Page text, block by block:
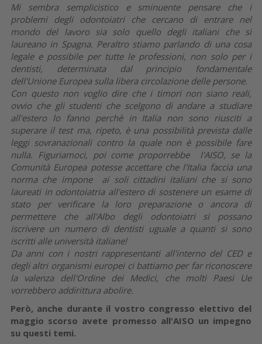
Mi sembra semplicistico e sminuente pensare che i
problemi degli odontoiatri che cercano di entrare nel
mondo del lavoro sia solo quello degli italiani che si
laureano in Spagna. Peraltro stiamo parlando di una cosa
legale e possibile per tutte le professioni, non solo per i
dentisti, determinata dal principio fondamentale
dell'Unione Europea sulla libera circolazione delle persone.
Con questo non voglio dire che i timori non siano reali,
ovvio che gli studenti che scelgono di andare a studiare
all'estero lo fanno perchè in Italia non sono riusciti a
superare il test ma, ripeto, è una possibilità prevista dalle
leggi sovranazionali contro la quale non è possibile fare
nulla. Figuriamoci, poi come proporrebbe l'AISO, se la
Comunità Europea potesse accettare che l'Italia faccia una
norma che impone ai soli cittadini italiani che si sono
laureati in odontoiatria all'estero di sostenere un esame di
stato per verificare la loro preparazione o ancora di
permettere che all'Albo degli odontoiatri si possano
iscrivere un numero di dentisti uguale a quanti si sono
iscritti alle università italiane!
Da anni con i nostri rappresentanti all'interno del CED e
degli altri organismi europei ci battiamo per far riconoscere
la valenza dell'Ordine dei Medici, che molti Paesi Ue
vorrebbero addirittura abolire.
Però, anche durante il vostro congresso elettivo del
maggio scorso avete promesso all'AISO un impegno
su questi temi.